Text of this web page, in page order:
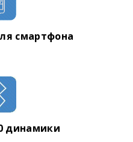
смартфона
динамики